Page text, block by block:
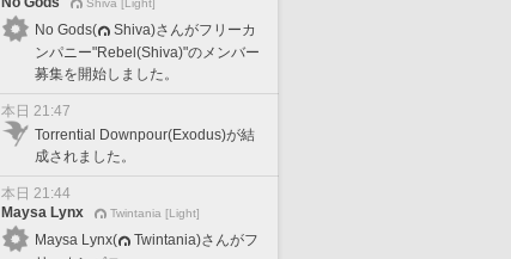
Shiva [Light]
No Gods(
Shiva)さんがフリーカ
ンパニー"Rebel(Shiva)"のメンバー
募集を開始しました。
本日 21:47
Torrential Downpour(Exodus)が結
成されました。
本日 21:44
Maysa Lynx
Twintania [Light]
Maysa Lynx(
Twintania)さんがフ